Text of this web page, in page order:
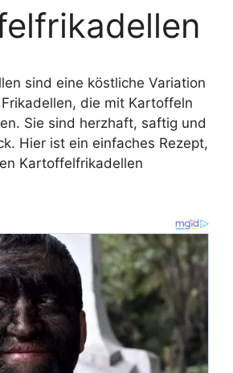
sind eine köstliche Variation
die mit Kartoffeln
Sie sind herzhaft, saftig und
Hier ist ein einfaches Rezept,
Kartoffelfrikadellen